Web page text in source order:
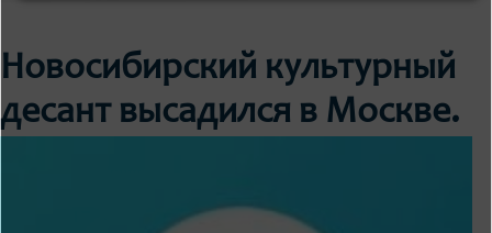
Новосибирский культурный
десант высадился в Москве.